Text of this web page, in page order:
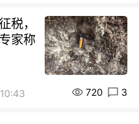
税，
家称
720 3